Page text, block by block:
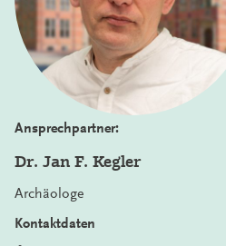
Ansprechpartner:
Dr. Jan F. Kegler
Archäologe
Kontaktdaten